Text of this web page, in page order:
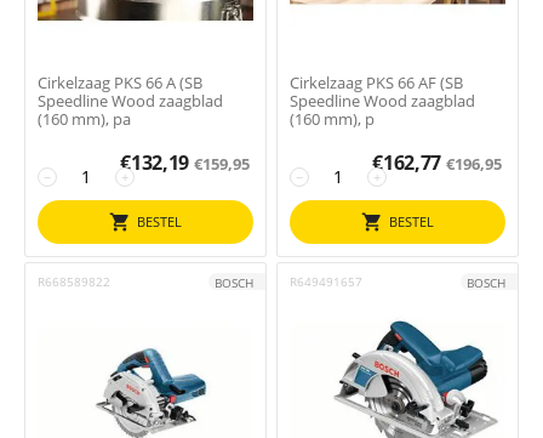
Cirkelzaag PKS 66 A (SB
Speedline Wood zaagblad
(160 mm), pa
+
−
€132,19 €159,95
BESTEL
Cirkelzaag PKS 66 AF (SB
Speedline Wood zaagblad
(160 mm), p
+
−
€162,77 €196,95
BESTEL
R668589822 BOSCH R649491657 BOSCH